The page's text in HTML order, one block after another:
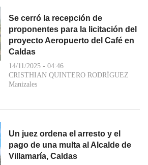
Se cerró la recepción de
proponentes para la licitación del
proyecto Aeropuerto del Café en
Caldas
14/11/2025 - 04:46
CRISTHIAN QUINTERO RODRÍGUEZ
Manizales
Un juez ordena el arresto y el
pago de una multa al Alcalde de
Villamaría, Caldas